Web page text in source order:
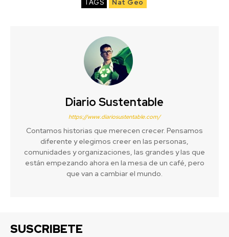
TAGS Nat Geo
Diario Sustentable
https://www.diariosustentable.com/
Contamos historias que merecen crecer. Pensamos
diferente y elegimos creer en las personas,
comunidades y organizaciones, las grandes y las que
están empezando ahora en la mesa de un café, pero
que van a cambiar el mundo.
SUSCRIBETE